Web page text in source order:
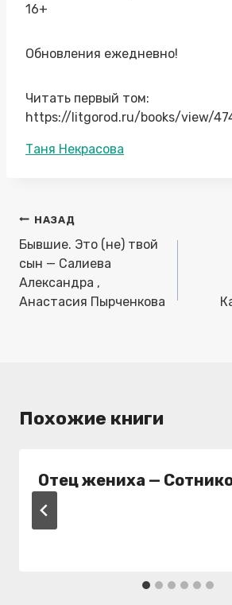
16+
Обновления ежедневно!
Читать первый том:
https://litgorod.ru/books/view/
Метки
Таня Некрасова
Навигация
по
записям
НАЗАД
Бывшие. Это (не) твой
сын — Салиева
Александра ,
Анастасия Пырченкова
Похожие книги
Отец жениха —